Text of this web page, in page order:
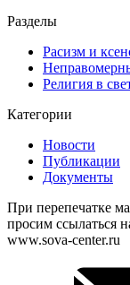
Разделы
Расизм и
Религия в
Категории
Новости
Публикации
Документы
При перепечатке
просим ссылаться
www.sova-center.ru